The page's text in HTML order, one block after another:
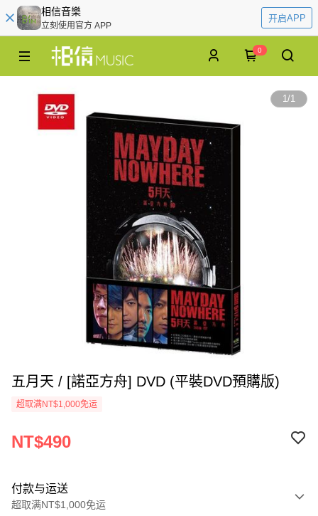
相信音樂
立刻使用官方 APP
开启APP
0
1/1
五月天 / [諾亞方舟] DVD (平裝DVD預購版)
超取满NT$1,000免运
NT$490
付款与运送
超取满NT$1,000免运